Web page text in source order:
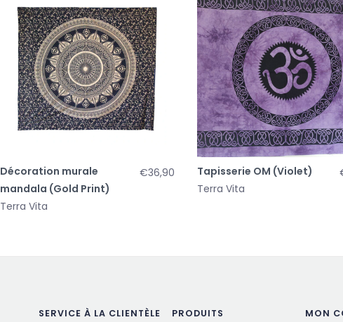
Décoration murale
mandala (Gold Print)
Terra Vita
€36,90
Tapisserie OM (Violet)
Terra Vita
SERVICE À LA CLIENTÈLE PRODUITS MON